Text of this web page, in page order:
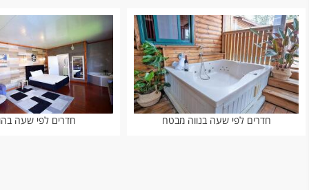
חדרים לפי שעה בנווה מבטח חדרים לפי שעה